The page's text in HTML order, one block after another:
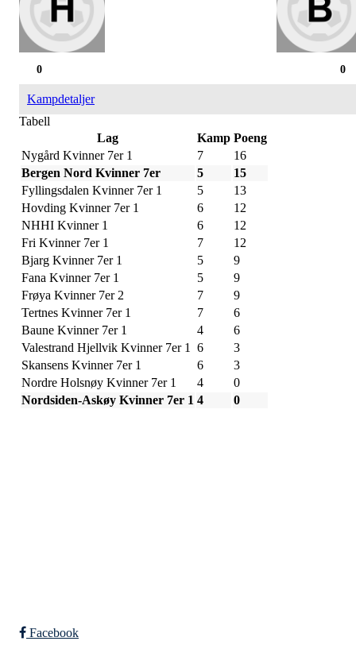
0
0
Kampdetaljer
Tabell
Lag
Kamp Poeng
Nygård Kvinner 7er 1
7
16
Bergen Nord Kvinner 7er
5
15
Fyllingsdalen Kvinner 7er 1
5
13
Hovding Kvinner 7er 1
6
12
NHHI Kvinner 1
6
12
Fri Kvinner 7er 1
7
12
Bjarg Kvinner 7er 1
5
9
Fana Kvinner 7er 1
5
9
Frøya Kvinner 7er 2
7
9
Tertnes Kvinner 7er 1
7
6
Baune Kvinner 7er 1
4
6
Valestrand Hjellvik Kvinner 7er 1
6
3
Skansens Kvinner 7er 1
6
3
Nordre Holsnøy Kvinner 7er 1
4
0
Nordsiden-Askøy Kvinner 7er 1 4 0
Facebook